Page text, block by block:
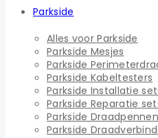
Parkside
Alles voor Parkside
Parkside Mesjes
Parkside
Parkside Kabeltesters
Parkside Installatie
Parkside Reparatie
Parkside Draadpennen
Parkside